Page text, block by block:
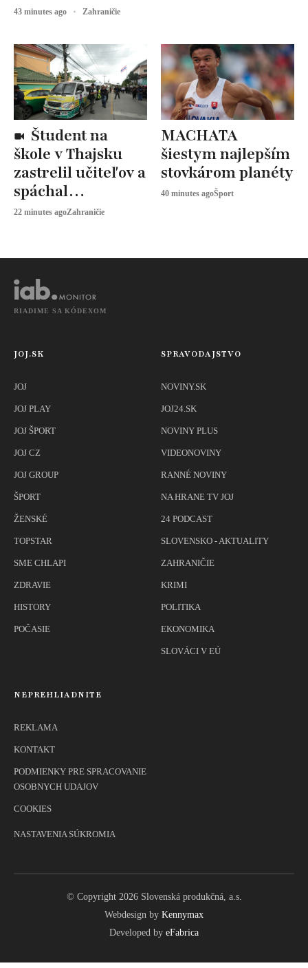
škole v Thajsku
zastrelil učiteľov a
spáchal
samovraždu
22 minutes agoZahraničie
MACHATA
šiestym najlepším
stovkárom planéty
40 minutes agoŠport
43 minutes ago Zahraničie
RIADIME SA KÓDEXOM
JOJ.SK
JOJ
JOJ PLAY
JOJ ŠPORT
JOJ CZ
JOJ GROUP
ŠPORT
ŽENSKÉ
TOPSTAR
SME CHLAPI
ZDRAVIE
HISTORY
POČASIE
SPRAVODAJSTVO
NOVINY.SK
JOJ24.SK
NOVINY PLUS
VIDEONOVINY
RANNÉ NOVINY
NA HRANE TV JOJ
24 PODCAST
SLOVENSKO - AKTUALITY
ZAHRANIČIE
KRIMI
POLITIKA
EKONOMIKA
SLOVÁCI V EÚ
NEPREHLIADNITE
REKLAMA
KONTAKT
PODMIENKY PRE SPRACOVANIE
OSOBNYCH UDAJOV
COOKIES
NASTAVENIA SÚKROMIA
© Copyright 2026 Slovenská produkčná, a.s.
Webdesign by Kennymax
Developed by eFabrica